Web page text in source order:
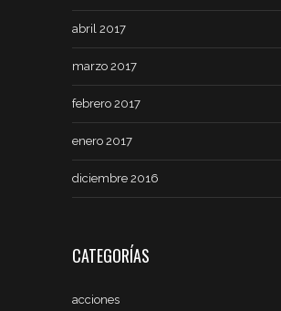
abril 2017
marzo 2017
febrero 2017
enero 2017
diciembre 2016
CATEGORÍAS
acciones